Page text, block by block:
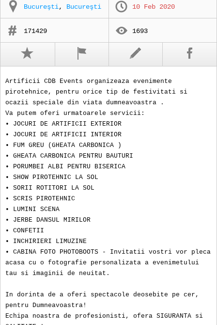
Bucureşti, Bucureşti 10 Feb 2020
171429 1693
Artificii CDB Events organizeaza evenimente
pirotehnice, pentru orice tip de festivitati si
ocazii speciale din viata dumneavoastra .
Va putem oferi urmatoarele servicii:
• JOCURI DE ARTIFICII EXTERIOR
• JOCURI DE ARTIFICII INTERIOR
• FUM GREU (GHEATA CARBONICA )
• GHEATA CARBONICA PENTRU BAUTURI
• PORUMBEI ALBI PENTRU BISERICA
• SHOW PIROTEHNIC LA SOL
• SORII ROTITORI LA SOL
• SCRIS PIROTEHNIC
• LUMINI SCENA
• JERBE DANSUL MIRILOR
• CONFETII
• INCHIRIERI LIMUZINE
• CABINA FOTO PHOTOBOOTS - Invitatii vostri vor pleca
acasa cu o fotografie personalizata a evenimetului
tau si imaginii de neuitat.
In dorinta de a oferi spectacole deosebite pe cer,
pentru Dumneavoastra!
Echipa noastra de profesionisti, ofera SIGURANTA si